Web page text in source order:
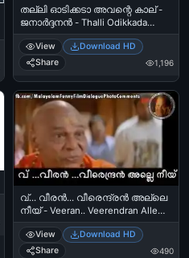
തല്ലി ഓടിക്കടാ അവന്റെ കാല് -
ജനാര്‍ദ്ദനന്‍ - Thalli Odikkada
Avante Kaalu - Janardhanan
View
Download HD
Share
1,196
വ്... വീരൻ... വീരെന്ദ്രൻ അല്ലെ
നീയ് - Veeran.. Veerendran Alle
Neey
View
Download HD
Share
490